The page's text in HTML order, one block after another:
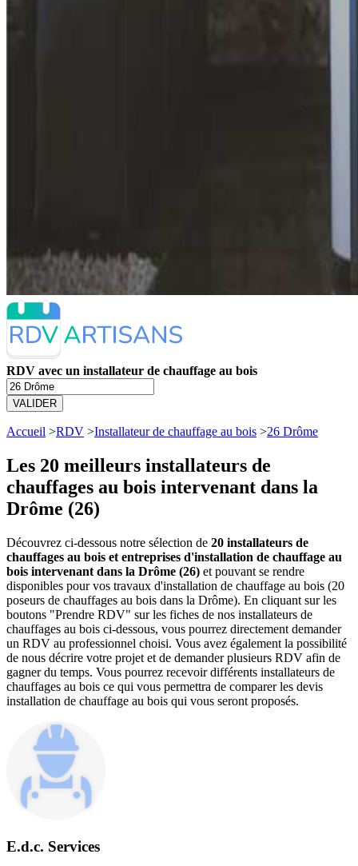
RDV avec un installateur de chauffage au bois
VALIDER
Accueil >RDV >Installateur de chauffage au bois >26 Drôme
Les 20 meilleurs installateurs de
chauffages au bois intervenant dans la
Drôme (26)
Découvrez ci-dessous notre sélection de 20 installateurs de
chauffages au bois et entreprises d'installation de chauffage au
bois intervenant dans la Drôme (26) et pouvant se rendre
disponibles pour vos travaux d'installation de chauffage au bois (20
poseurs de chauffages au bois dans la Drôme). En cliquant sur les
boutons "Prendre RDV" sur les fiches de nos installateurs de
chauffages au bois ci-dessous, vous pourrez directement demander
un RDV au professionnel choisi. Vous avez également la possibilité
de nous décrire votre projet et de demander plusieurs RDV afin de
gagner du temps. Vous pourrez recevoir différents installateurs de
chauffages au bois ce qui vous permettra de comparer les devis
installation de chauffage au bois qui vous seront proposés.
E.d.c. Services